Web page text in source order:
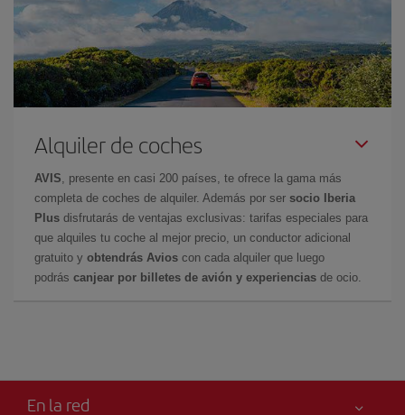
Alquiler de coches
AVIS , presente en casi 200 países, te ofrece la gama más
completa de coches de alquiler. Además por ser socio Iberia
Plus disfrutarás de ventajas exclusivas: tarifas especiales para
que alquiles tu coche al mejor precio, un conductor adicional
gratuito y obtendrás Avios con cada alquiler que luego
podrás canjear por billetes de avión y experiencias de ocio.
En la red